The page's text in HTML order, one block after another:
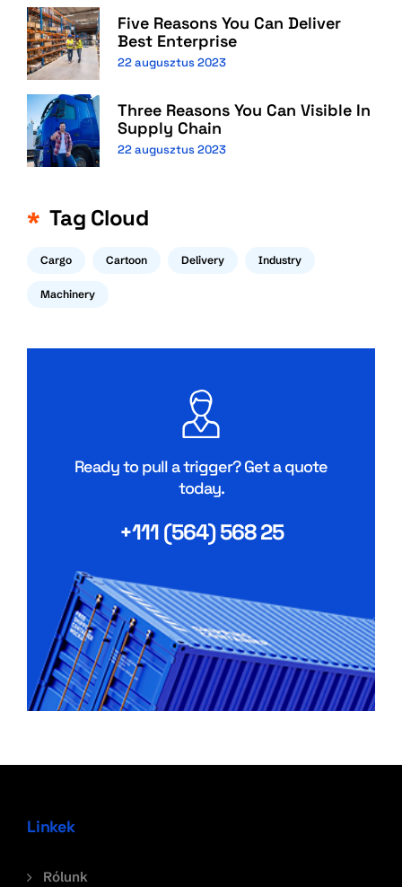
Five Reasons You Can Deliver
Best Enterprise
22 augusztus 2023
Three Reasons You Can Visible In
Supply Chain
22 augusztus 2023
Tag Cloud
Cargo Cartoon Delivery Industry
Machinery
Ready to pull a trigger? Get a quote
today.
+111 (564) 568 25
Linkek
Rólunk